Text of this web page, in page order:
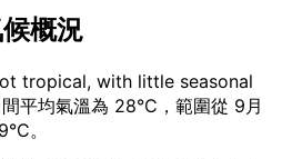
概況
tropical, with little seasonal
平均氣溫為 28°C，範圍從 9月
。